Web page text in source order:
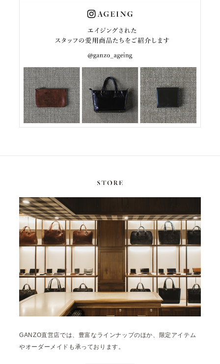
GANZO直営店では、豊富なラインナップのほか、限定アイテム
やオーダーメイドも承っております。